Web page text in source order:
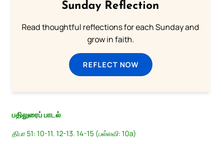
Sunday Reflection
Read thoughtful reflections for each Sunday and
grow in faith.
REFLECT NOW
பதிலுரைப் பாடல்
திபா 51: 10-11. 12-13. 14-15 (பல்லவி: 10a)